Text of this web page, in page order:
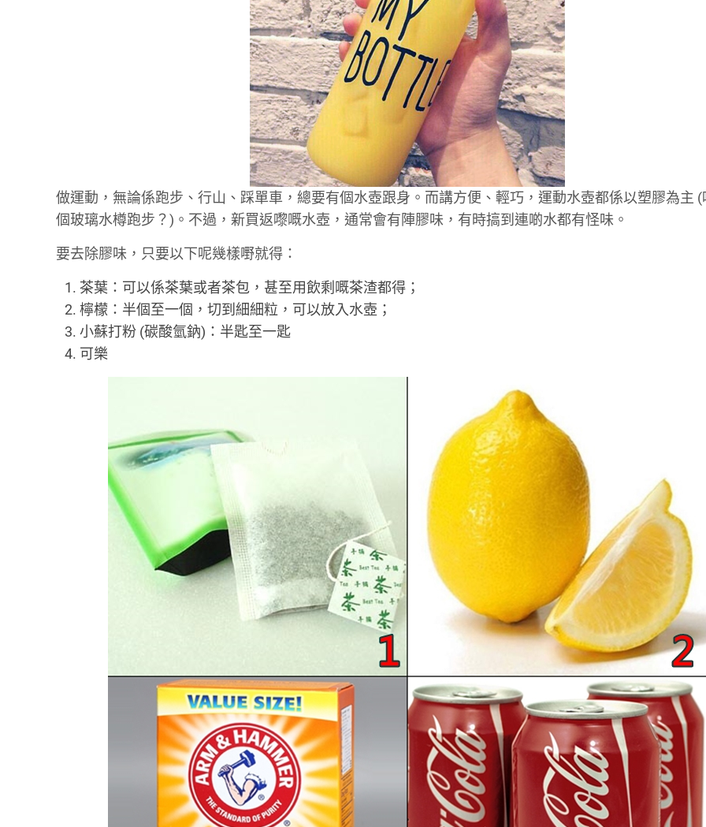
做運動，無論係跑步、行山、踩單車，總要有個水壺跟身。而講方便、輕巧，運動水壺都係以塑膠為主 (
個玻璃水樽跑步？)。不過，新買返嚟嘅水壺，通常會有陣膠味，有時搞到連啲水都有怪味。
要去除膠味，只要以下呢幾樣嘢就得：
茶葉：可以係茶葉或者茶包，甚至用飲剩嘅茶渣都得；
檸檬：半個至一個，切到細細粒，可以放入水壺；
小蘇打粉 (碳酸氫鈉)：半匙至一匙
可樂